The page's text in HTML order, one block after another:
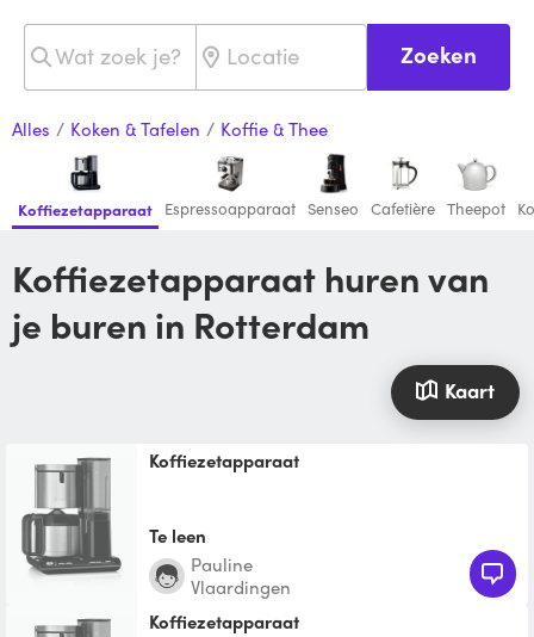
Zoeken
Alles / Koken & Tafelen / Koffie & Thee
Koffiezetapparaat Espressoapparaat Senseo Cafetière Theepot
Koffiezetapparaat huren van
je buren in Rotterdam
Kaart
Koffiezetapparaat
Te leen
Pauline
Vlaardingen
Koffiezetapparaat